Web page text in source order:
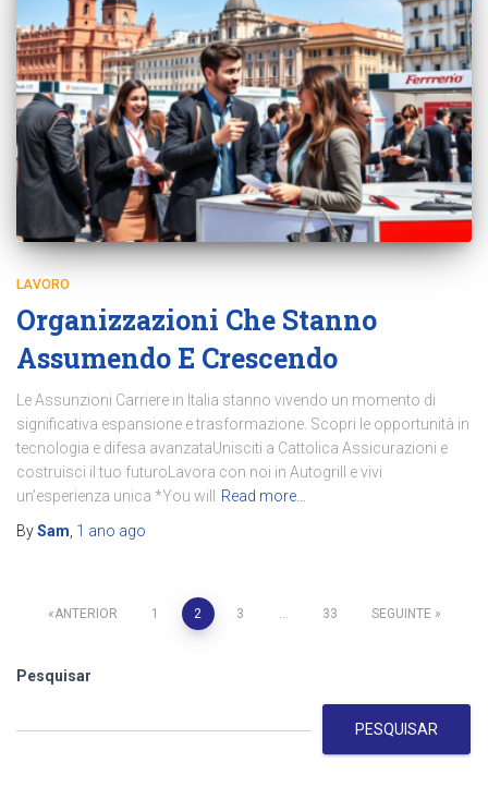
LAVORO
Organizzazioni Che Stanno
Assumendo E Crescendo
Le Assunzioni Carriere in Italia stanno vivendo un momento di
significativa espansione e trasformazione. Scopri le opportunità in
tecnologia e difesa avanzataUnisciti a Cattolica Assicurazioni e
costruisci il tuo futuroLavora con noi in Autogrill e vivi
un’esperienza unica *You will Read more…
BySam 1 ano ago
Paginação
dos
ANTERIOR 1 2 3 33 SEGUINTE
Pesquisar
PESQUISAR